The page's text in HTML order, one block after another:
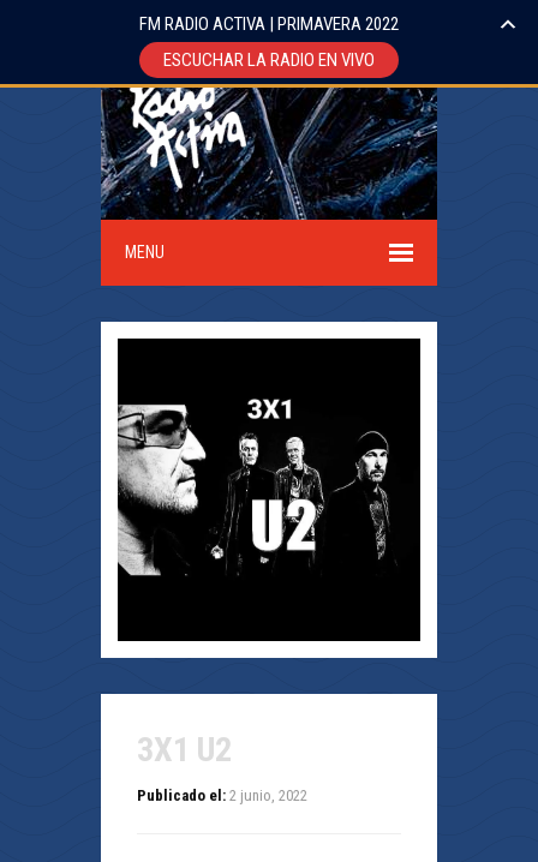
MENU
3X1 U2
Publicado el: 2 junio, 2022
FM RADIO ACTIVA | PRIMAVERA 2022
ESCUCHAR LA RADIO EN VIVO